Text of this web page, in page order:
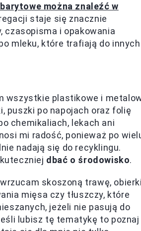
można znaleźć w
staje się znacznie
czasopisma i opakowania
mleku, które trafiają do innych
wszystkie plastikowe i
puszki po napojach oraz folię
chemikaliach, lekach ani
mi radość, ponieważ po
nadają się do recyklingu.
dbać o środowisko.
skoszoną trawę,
mięsa czy tłuszczy, które
jeżeli nie pasują do
lubisz tę tematykę to poznaj